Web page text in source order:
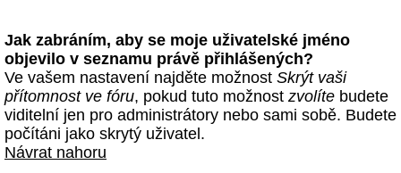
Jak zabráním, aby se moje uživatelské jméno
objevilo v seznamu právě přihlášených?
Ve vašem nastavení najděte možnost Skrýt vaši
přítomnost ve fóru, pokud tuto možnost zvolíte budete
viditelní jen pro administrátory nebo sami sobě. Budete
počítáni jako skrytý uživatel.
Návrat nahoru